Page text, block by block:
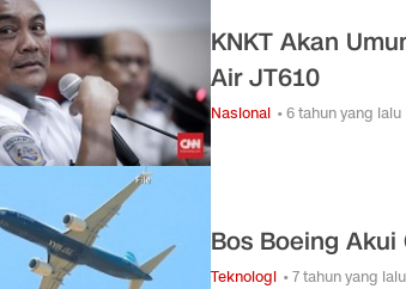
KNKT Akan
Air JT610
Nasional • 6 tahun yang lalu
Bos Boeing
Teknologi • 7 tahun yang lalu